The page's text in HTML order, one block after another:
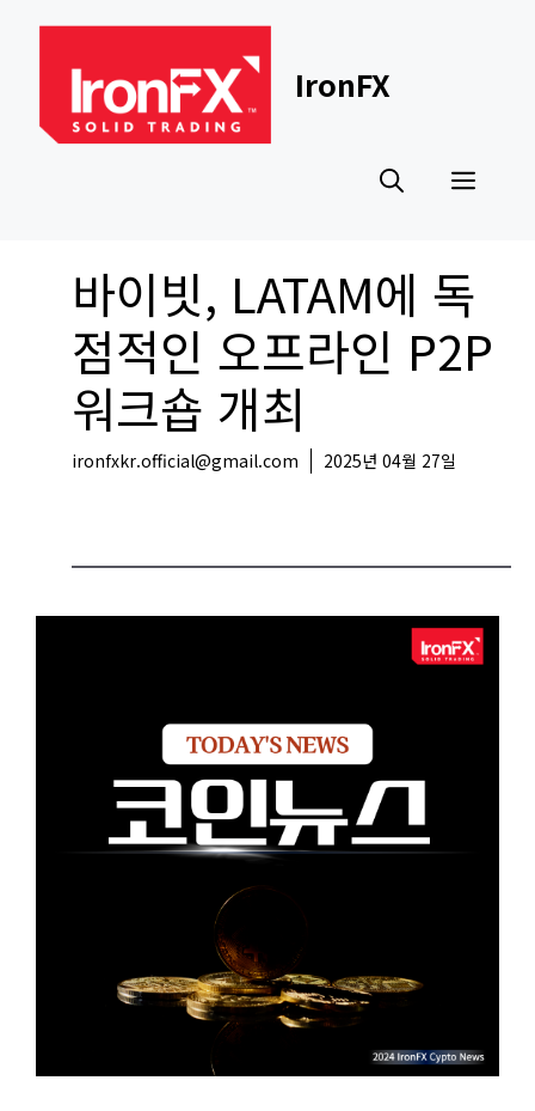
content
IronFX
바이빗, LATAM에 독
점적인 오프라인 P2P
워크숍 개최
ironfxkr.official@gmail.com 2025년 04월 27일